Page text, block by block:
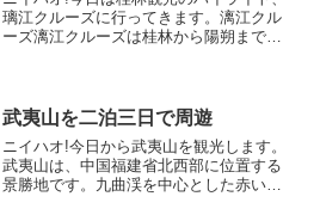
璃江クルーズに行ってきます。漓江クル
ーズ漓江クルーズは桂林から陽朔までの
前中に出航し、約4時...
武夷山を二泊三日で周遊
ニイハオ!今日から武夷山を観光します。
武夷山は、中国福建省北西部に位置する
景勝地です。九曲渓を中心とした赤い砂